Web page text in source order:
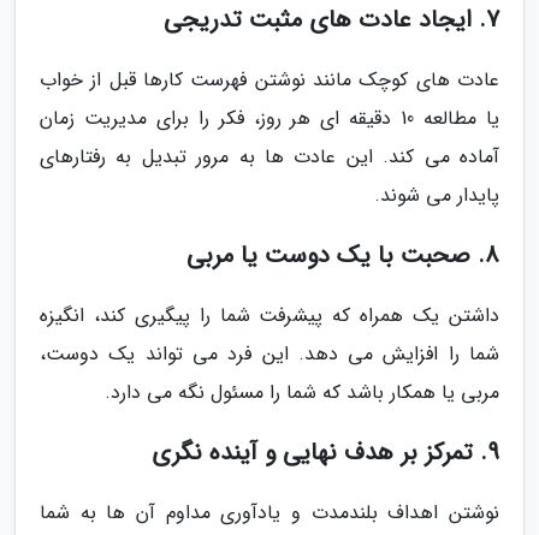
7. ایجاد عادت های مثبت تدریجی
عادت های کوچک مانند نوشتن فهرست کارها قبل از خواب
یا مطالعه 10 دقیقه ای هر روز، فکر را برای مدیریت زمان
آماده می کند. این عادت ها به مرور تبدیل به رفتارهای
پایدار می شوند.
8. صحبت با یک دوست یا مربی
داشتن یک همراه که پیشرفت شما را پیگیری کند، انگیزه
شما را افزایش می دهد. این فرد می تواند یک دوست،
مربی یا همکار باشد که شما را مسئول نگه می دارد.
9. تمرکز بر هدف نهایی و آینده نگری
نوشتن اهداف بلندمدت و یادآوری مداوم آن ها به شما